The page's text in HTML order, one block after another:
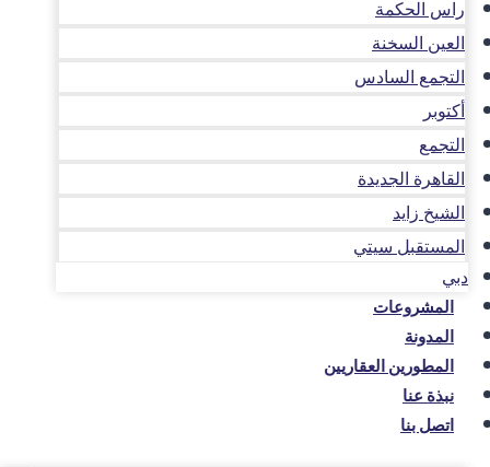
راس الحكمة
العين السخنة
التجمع السادس
أكتوبر
التجمع
القاهرة الجديدة
الشيخ زايد
المستقبل سيتي
دبي
المشروعات
المدونة
المطورين العقاريين
نبذة عنا
اتصل بنا